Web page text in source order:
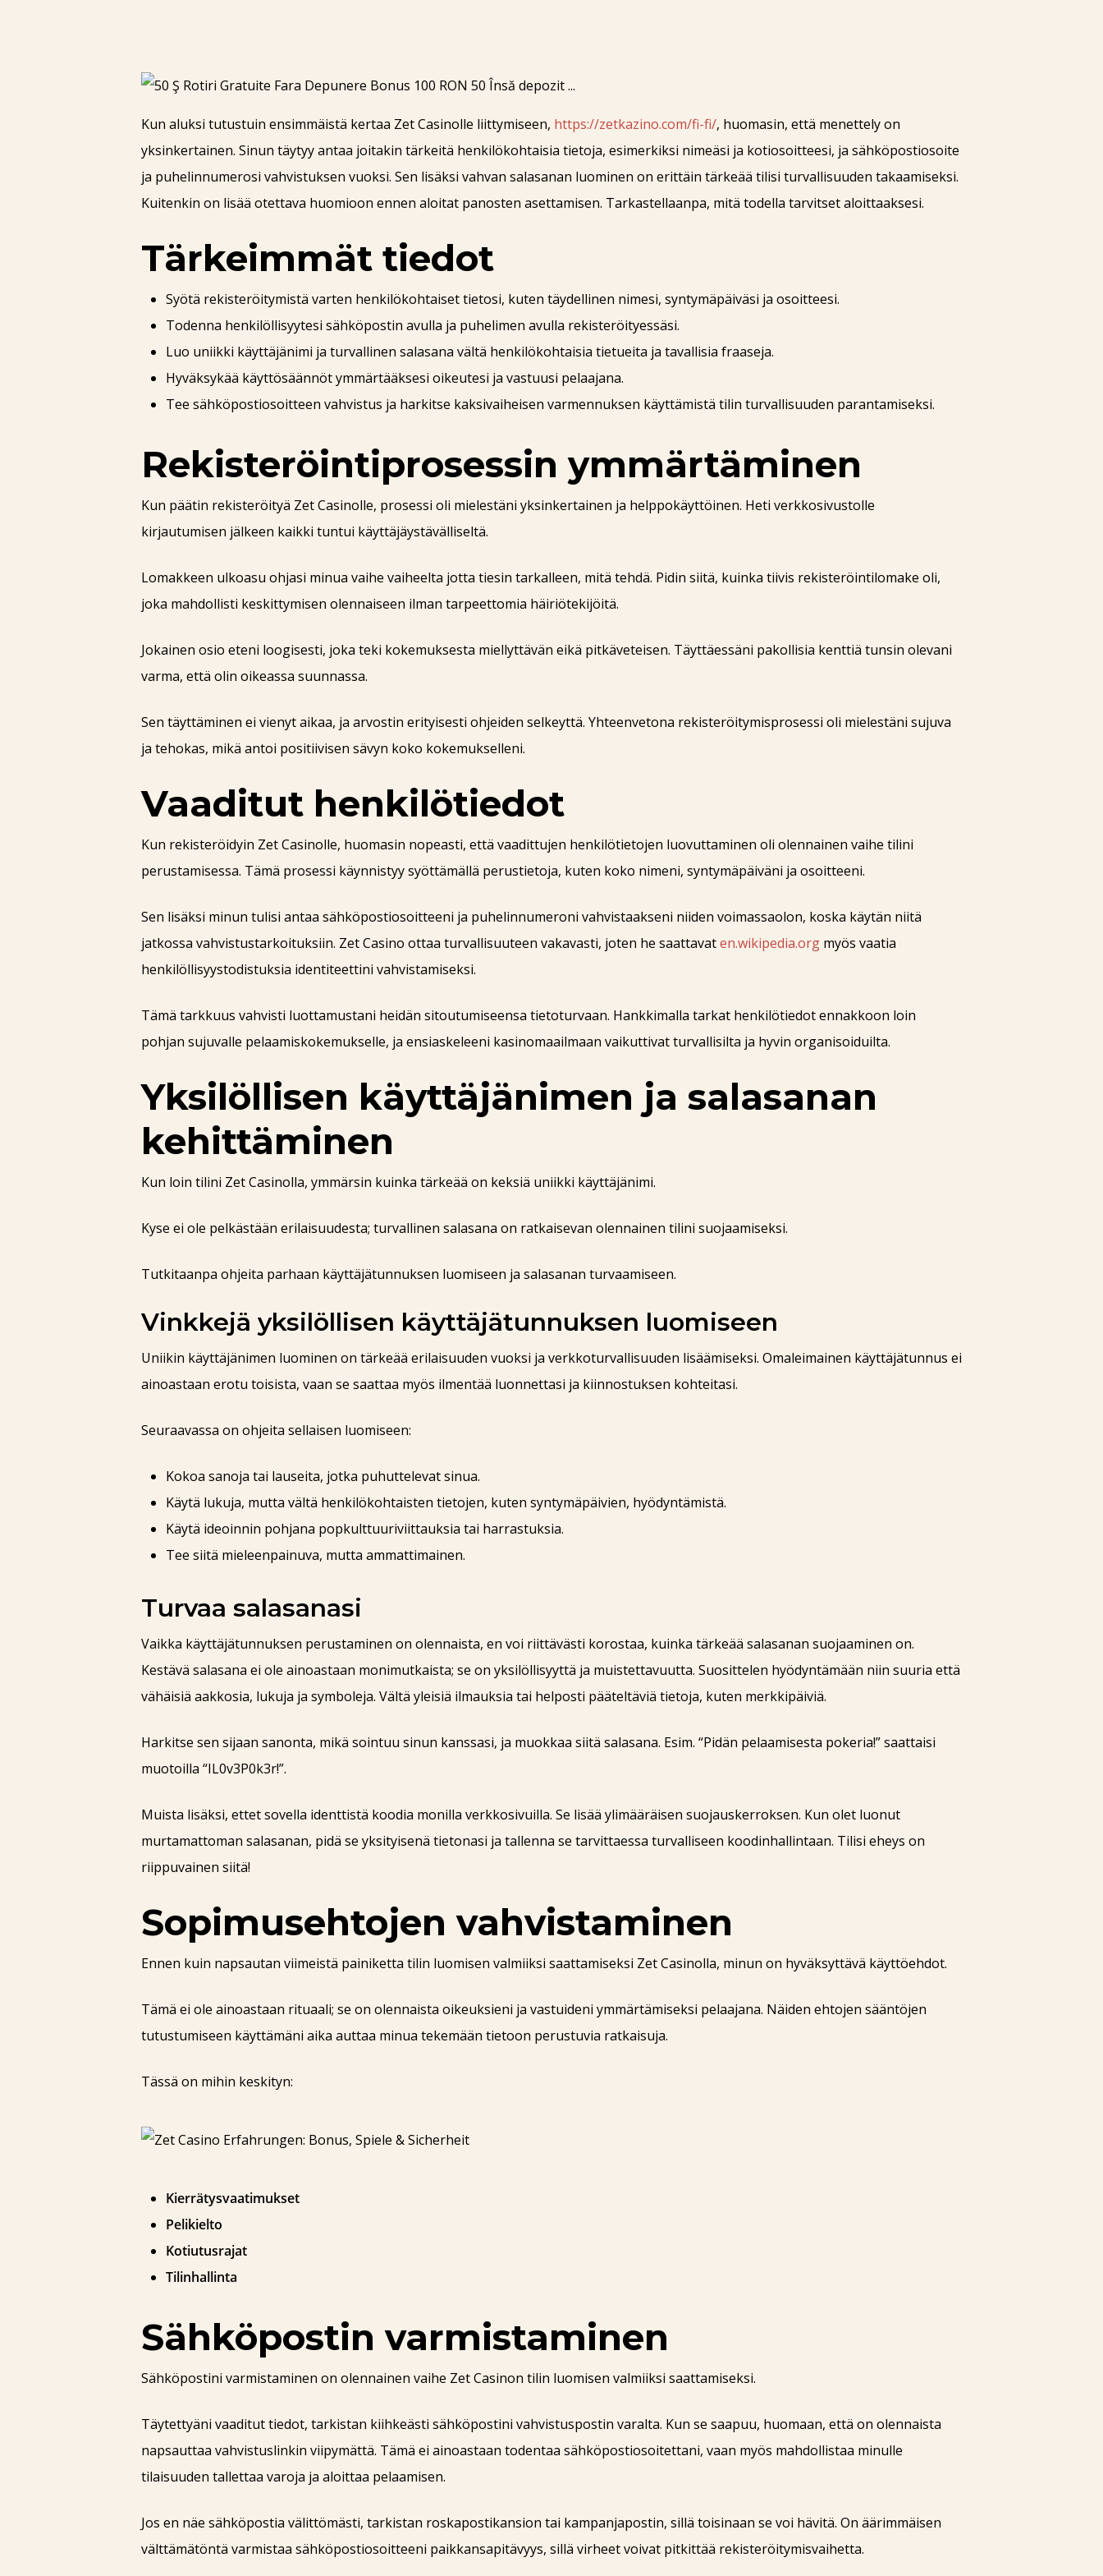
Kun aluksi tutustuin ensimmäistä kertaa Zet Casinolle liittymiseen, https://zetkazino.com/fi-fi/, huomasin, että menettely on
yksinkertainen. Sinun täytyy antaa joitakin tärkeitä henkilökohtaisia tietoja, esimerkiksi nimeäsi ja kotiosoitteesi, ja sähköpostiosoite
ja puhelinnumerosi vahvistuksen vuoksi. Sen lisäksi vahvan salasanan luominen on erittäin tärkeää tilisi turvallisuuden takaamiseksi.
Kuitenkin on lisää otettava huomioon ennen aloitat panosten asettamisen. Tarkastellaanpa, mitä todella tarvitset aloittaaksesi.
Tärkeimmät tiedot
Syötä rekisteröitymistä varten henkilökohtaiset tietosi, kuten täydellinen nimesi, syntymäpäiväsi ja osoitteesi.
Todenna henkilöllisyytesi sähköpostin avulla ja puhelimen avulla rekisteröityessäsi.
Luo uniikki käyttäjänimi ja turvallinen salasana vältä henkilökohtaisia tietueita ja tavallisia fraaseja.
Hyväksykää käyttösäännöt ymmärtääksesi oikeutesi ja vastuusi pelaajana.
Tee sähköpostiosoitteen vahvistus ja harkitse kaksivaiheisen varmennuksen käyttämistä tilin turvallisuuden parantamiseksi.
Rekisteröintiprosessin ymmärtäminen
Kun päätin rekisteröityä Zet Casinolle, prosessi oli mielestäni yksinkertainen ja helppokäyttöinen. Heti verkkosivustolle
kirjautumisen jälkeen kaikki tuntui käyttäjäystävälliseltä.
Lomakkeen ulkoasu ohjasi minua vaihe vaiheelta jotta tiesin tarkalleen, mitä tehdä. Pidin siitä, kuinka tiivis rekisteröintilomake oli,
joka mahdollisti keskittymisen olennaiseen ilman tarpeettomia häiriötekijöitä.
Jokainen osio eteni loogisesti, joka teki kokemuksesta miellyttävän eikä pitkäveteisen. Täyttäessäni pakollisia kenttiä tunsin olevani
varma, että olin oikeassa suunnassa.
Sen täyttäminen ei vienyt aikaa, ja arvostin erityisesti ohjeiden selkeyttä. Yhteenvetona rekisteröitymisprosessi oli mielestäni sujuva
ja tehokas, mikä antoi positiivisen sävyn koko kokemukselleni.
Vaaditut henkilötiedot
Kun rekisteröidyin Zet Casinolle, huomasin nopeasti, että vaadittujen henkilötietojen luovuttaminen oli olennainen vaihe tilini
perustamisessa. Tämä prosessi käynnistyy syöttämällä perustietoja, kuten koko nimeni, syntymäpäiväni ja osoitteeni.
Sen lisäksi minun tulisi antaa sähköpostiosoitteeni ja puhelinnumeroni vahvistaakseni niiden voimassaolon, koska käytän niitä
jatkossa vahvistustarkoituksiin. Zet Casino ottaa turvallisuuteen vakavasti, joten he saattavaten.wikipedia.org myös vaatia
henkilöllisyystodistuksia identiteettini vahvistamiseksi.
Tämä tarkkuus vahvisti luottamustani heidän sitoutumiseensa tietoturvaan. Hankkimalla tarkat henkilötiedot ennakkoon loin
pohjan sujuvalle pelaamiskokemukselle, ja ensiaskeleeni kasinomaailmaan vaikuttivat turvallisilta ja hyvin organisoiduilta.
Yksilöllisen käyttäjänimen ja salasanan
kehittäminen
Kun loin tilini Zet Casinolla, ymmärsin kuinka tärkeää on keksiä uniikki käyttäjänimi.
Kyse ei ole pelkästään erilaisuudesta; turvallinen salasana on ratkaisevan olennainen tilini suojaamiseksi.
Tutkitaanpa ohjeita parhaan käyttäjätunnuksen luomiseen ja salasanan turvaamiseen.
Vinkkejä yksilöllisen käyttäjätunnuksen luomiseen
Uniikin käyttäjänimen luominen on tärkeää erilaisuuden vuoksi ja verkkoturvallisuuden lisäämiseksi. Omaleimainen käyttäjätunnus ei
ainoastaan erotu toisista, vaan se saattaa myös ilmentää luonnettasi ja kiinnostuksen kohteitasi.
Seuraavassa on ohjeita sellaisen luomiseen:
Kokoa sanoja tai lauseita, jotka puhuttelevat sinua.
Käytä lukuja, mutta vältä henkilökohtaisten tietojen, kuten syntymäpäivien, hyödyntämistä.
Käytä ideoinnin pohjana popkulttuuriviittauksia tai harrastuksia.
Tee siitä mieleenpainuva, mutta ammattimainen.
Turvaa salasanasi
Vaikka käyttäjätunnuksen perustaminen on olennaista, en voi riittävästi korostaa, kuinka tärkeää salasanan suojaaminen on.
Kestävä salasana ei ole ainoastaan monimutkaista; se on yksilöllisyyttä ja muistettavuutta. Suosittelen hyödyntämään niin suuria että
vähäisiä aakkosia, lukuja ja symboleja. Vältä yleisiä ilmauksia tai helposti pääteltäviä tietoja, kuten merkkipäiviä.
Harkitse sen sijaan sanonta, mikä sointuu sinun kanssasi, ja muokkaa siitä salasana. Esim. “Pidän pelaamisesta pokeria!” saattaisi
muotoilla “IL0v3P0k3r!”.
Muista lisäksi, ettet sovella identtistä koodia monilla verkkosivuilla. Se lisää ylimääräisen suojauskerroksen. Kun olet luonut
murtamattoman salasanan, pidä se yksityisenä tietonasi ja tallenna se tarvittaessa turvalliseen koodinhallintaan. Tilisi eheys on
riippuvainen siitä!
Sopimusehtojen vahvistaminen
Ennen kuin napsautan viimeistä painiketta tilin luomisen valmiiksi saattamiseksi Zet Casinolla, minun on hyväksyttävä käyttöehdot.
Tämä ei ole ainoastaan rituaali; se on olennaista oikeuksieni ja vastuideni ymmärtämiseksi pelaajana. Näiden ehtojen sääntöjen
tutustumiseen käyttämäni aika auttaa minua tekemään tietoon perustuvia ratkaisuja.
Tässä on mihin keskityn:
Kierrätysvaatimukset
Pelikielto
Kotiutusrajat
Tilinhallinta
Sähköpostin varmistaminen
Sähköpostini varmistaminen on olennainen vaihe Zet Casinon tilin luomisen valmiiksi saattamiseksi.
Täytettyäni vaaditut tiedot, tarkistan kiihkeästi sähköpostini vahvistuspostin varalta. Kun se saapuu, huomaan, että on olennaista
napsauttaa vahvistuslinkin viipymättä. Tämä ei ainoastaan todentaa sähköpostiosoitettani, vaan myös mahdollistaa minulle
tilaisuuden tallettaa varoja ja aloittaa pelaamisen.
Jos en näe sähköpostia välittömästi, tarkistan roskapostikansion tai kampanjapostin, sillä toisinaan se voi hävitä. On äärimmäisen
välttämätöntä varmistaa sähköpostiosoitteeni paikkansapitävyys, sillä virheet voivat pitkittää rekisteröitymisvaihetta.